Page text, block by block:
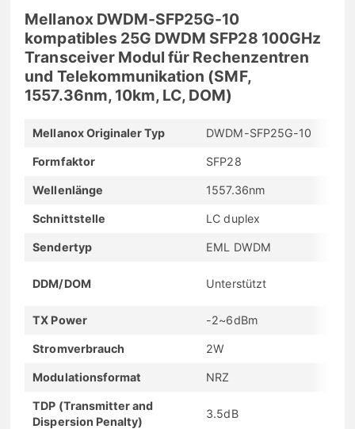
Mellanox DWDM-SFP25G-10
kompatibles 25G DWDM SFP28 100GHz
Transceiver Modul für Rechenzentren
und Telekommunikation (SMF,
1557.36nm, 10km, LC, DOM)
Mellanox Originaler Typ DWDM-SFP25G-10
Formfaktor SFP28
Wellenlänge 1557.36nm
Schnittstelle LC duplex
Sendertyp EML DWDM
DDM/DOM Unterstützt
TX Power -2~6dBm
Stromverbrauch 2W
Modulationsformat NRZ
TDP (Transmitter and
Dispersion Penalty)
3.5dB